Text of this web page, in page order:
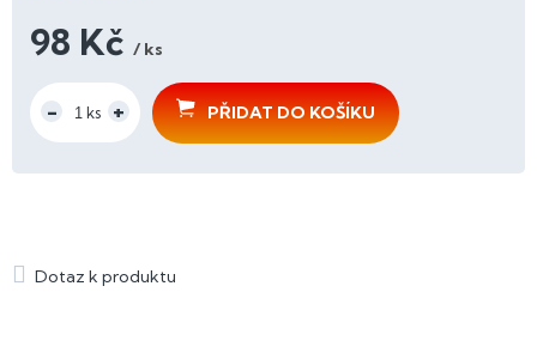
98 Kč / ks
cena:
PŘIDAT DO KOŠÍKU